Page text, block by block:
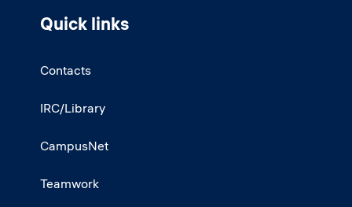
Quick links
Contacts
IRC/Library
CampusNet
Teamwork